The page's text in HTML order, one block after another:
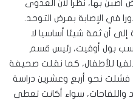
أصبن بها، نظرا لأن العدوى
في الإصابة بمرض التوحد.
إلى أن ثمة شيئا أساسيا لا
حسب بول أوفيت، رئيس قسم
للأطفال، كما نقلت صحيفة
فشلت نحو أربع وعشرين دراسة
واللقاحات، سواء أكانت تعطى